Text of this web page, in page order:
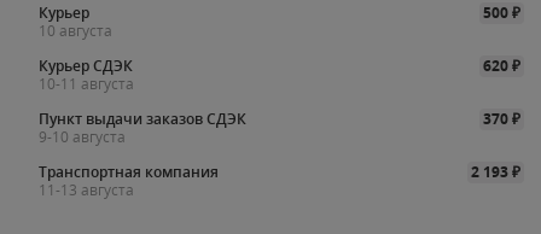
Курьер 500₽
10 августа
Курьер СДЭК
620₽
10-11 августа
Пункт выдачи заказов СДЭК
370₽
9-10 августа
Транспортная компания
2 193₽
11-13 августа